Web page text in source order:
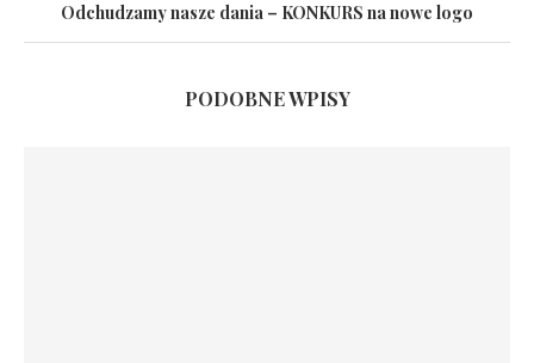
Odchudzamy nasze dania – KONKURS na nowe logo
PODOBNE WPISY